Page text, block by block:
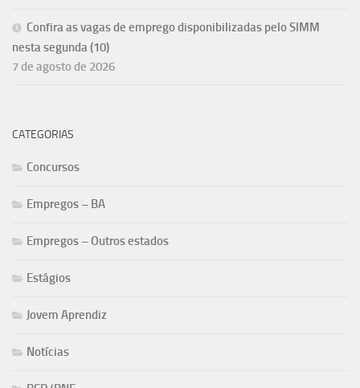
Confira as vagas de emprego disponibilizadas pelo SIMM
nesta segunda (10)
7 de agosto de 2026
CATEGORIAS
Concursos
Empregos – BA
Empregos – Outros estados
Estágios
Jovem Aprendiz
Notícias